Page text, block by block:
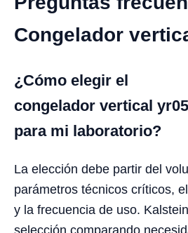
Congelador
¿Cómo elegir el
congelador vertical
para mi laboratorio?
La elección debe partir del
parámetros técnicos críticos,
y la frecuencia de uso.
selección comparando